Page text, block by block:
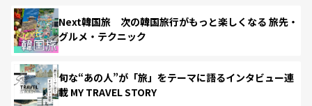
Next韓国旅 次の韓国旅行がもっと楽しくなる 旅先・
グルメ・テクニック
旬な“あの人”が「旅」をテーマに語るインタビュー連
載 MY TRAVEL STORY